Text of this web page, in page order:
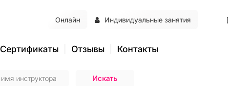
Сертификаты Отзывы Контакты
Онлайн Индивидуальные занятия